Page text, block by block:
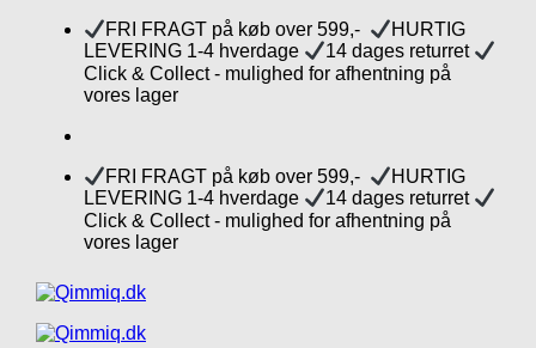
FRI FRAGT på køb over 599,-
HURTIG
LEVERING 1-4 hverdage
14 dages returret
Click & Collect - mulighed for afhentning på
vores lager
FRI FRAGT på køb over 599,-
HURTIG
LEVERING 1-4 hverdage
14 dages returret
Click & Collect - mulighed for afhentning på
vores lager